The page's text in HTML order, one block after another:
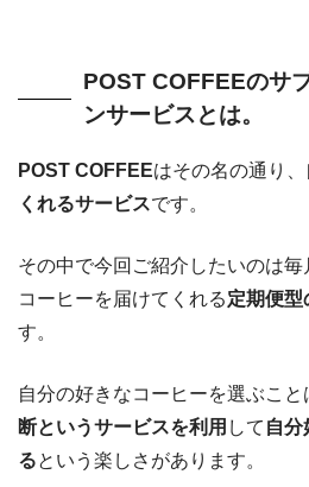
POST COFFEEのサ
ンサービスとは。
POST COFFEEはその名の通り、
くれるサービスです。
その中で今回ご紹介したいのは
コーヒーを届けてくれる定期便型
す。
自分の好きなコーヒーを選ぶこと
断というサービスを利用 して 自分
るという楽しさがあります。